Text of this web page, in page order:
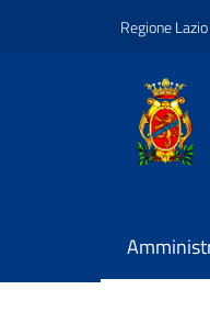
Regione Lazio